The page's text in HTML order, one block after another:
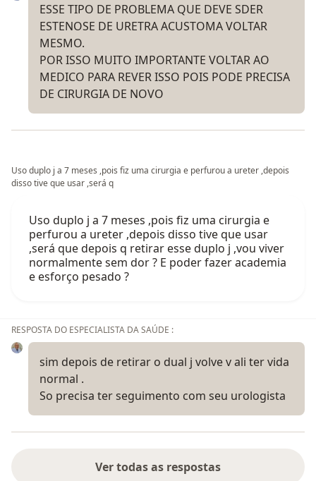
ESSE TIPO DE PROBLEMA QUE DEVE SDER
ESTENOSE DE URETRA ACUSTOMA VOLTAR
MESMO.
POR ISSO MUITO IMPORTANTE VOLTAR AO
MEDICO PARA REVER ISSO POIS PODE PRECISA
DE CIRURGIA DE NOVO
Uso duplo j a 7 meses ,pois fiz uma cirurgia e perfurou a ureter ,depois
disso tive que usar ,será q
Uso duplo j a 7 meses ,pois fiz uma cirurgia e
perfurou a ureter ,depois disso tive que usar
,será que depois q retirar esse duplo j ,vou viver
normalmente sem dor ? E poder fazer academia
e esforço pesado ?
RESPOSTA DO ESPECIALISTA DA SAÚDE :
sim depois de retirar o dual j volve v ali ter vida
normal .
So precisa ter seguimento com seu urologista
Ver todas as respostas